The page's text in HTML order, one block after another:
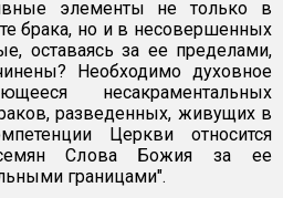
элементы не только в
брака, но и в несовершенных
оставаясь за ее пределами,
Необходимо духовное
несакраментальных
разведенных, живущих в
Церкви относится
семян Слова Божия за ее
границами".